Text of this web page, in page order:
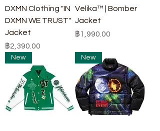
DXMN Clothing "IN
DXMN WE TRUST"
Jacket
ราคา
฿2,390.00
Velika™ | Bomber
Jacket
ราคา
฿1,990.00
New New